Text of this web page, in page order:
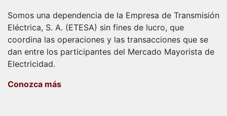
Somos una dependencia de la Empresa de Transmisión
Eléctrica, S. A. (ETESA) sin fines de lucro, que
coordina las operaciones y las transacciones que se
dan entre los participantes del Mercado Mayorista de
Electricidad.
Conozca más